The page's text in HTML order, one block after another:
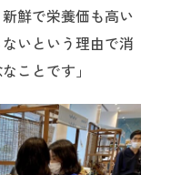
鮮で栄養価も高い
いという理由で消
ことです」